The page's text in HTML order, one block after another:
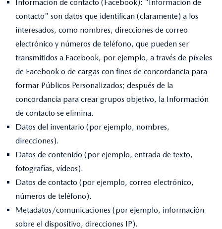
Información de contacto (Facebook): "Información de
contacto" son datos que identifican (claramente) a los
interesados, como nombres, direcciones de correo
electrónico y números de teléfono, que pueden ser
transmitidos a Facebook, por ejemplo, a través de píxeles
de Facebook o de cargas con fines de concordancia para
formar Públicos Personalizados; después de la
concordancia para crear grupos objetivo, la Información
de contacto se elimina.
Datos del inventario (por ejemplo, nombres,
direcciones).
Datos de contenido (por ejemplo, entrada de texto,
fotografías, vídeos).
Datos de contacto (por ejemplo, correo electrónico,
números de teléfono).
Metadatos/comunicaciones (por ejemplo, información
sobre el dispositivo, direcciones IP).